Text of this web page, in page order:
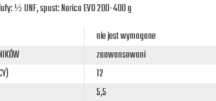
½ UNF, spust: Norica EVO 200-400 g
nie jest wymagane
zaawansowani
12
5,5